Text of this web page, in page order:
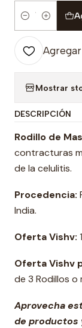
Cantidad
Mostrar
DESCRIPCIÓN
Rodillo de
contracturas
de la celulitis.
Procedencia:
India.
Oferta Vishv:
Oferta Vishv
de 3 Rodillos o
Aprovecha
de productos